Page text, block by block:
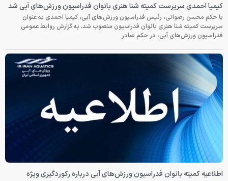
کیمیا احمدی سرپرست کمیته شنا هنری بانوان فدراسیون ورزش‌های آبی شد
با حکم محسن رضوانی، رئیس فدراسیون ورزش‌های آبی، کیمیا احمدی به عنوان
سرپرست کمیته شنا هنری بانوان فدراسیون منصوب شد. به گزارش روابط عمومی
فدراسیون ورزش‌های آبی، در حکم صادر
اطلاعیه کمیته بانوان فدراسیون ورزش‌های آبی درباره رکوردگیری ویژه